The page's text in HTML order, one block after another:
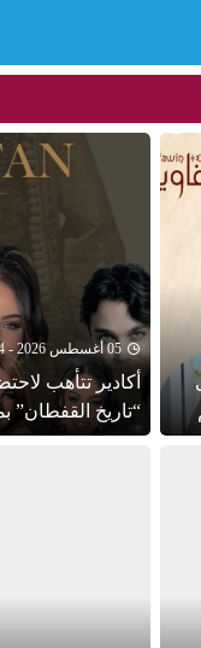
05 أغسطس 2026 - 15:34
أكادير تتأهب
“تاريخ
الشخصيات